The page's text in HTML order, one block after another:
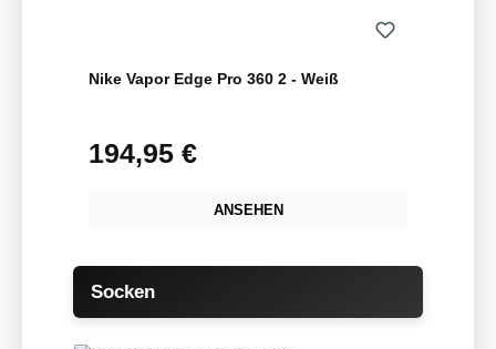
Nike Vapor Edge Pro 360 2 - Weiß
Regulärer Preis:
194,95 €
ANSEHEN
Produktgalerie überspringen
Socken